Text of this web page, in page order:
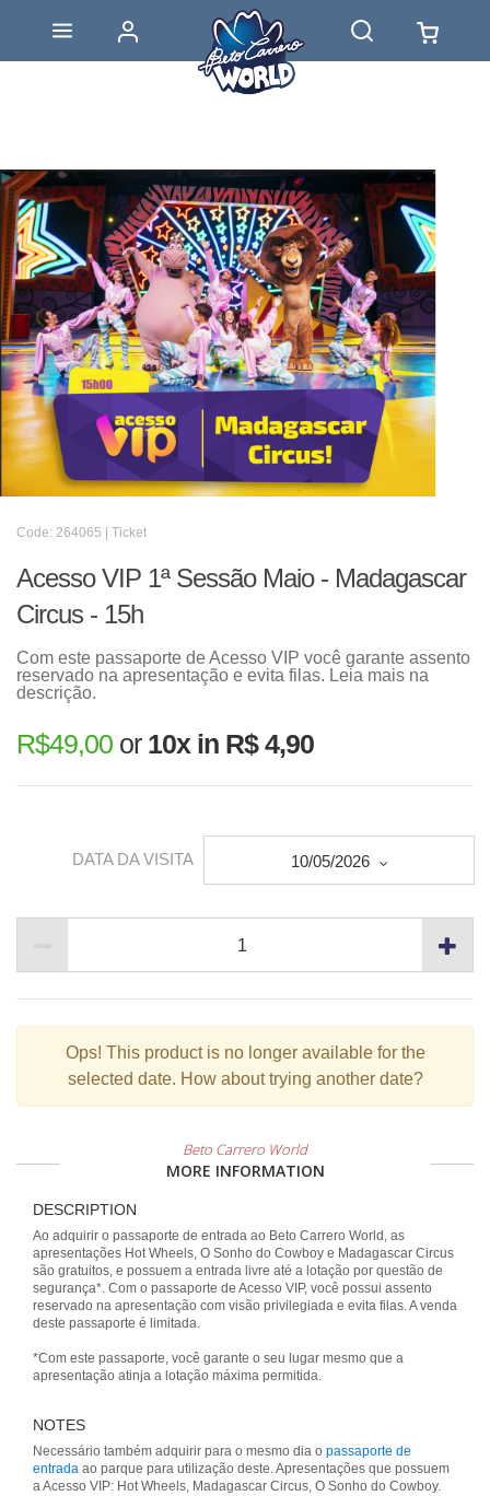
Code: 264065 | Ticket
Acesso VIP 1ª Sessão Maio - Madagascar
Circus - 15h
Com este passaporte de Acesso VIP você garante assento
reservado na apresentação e evita filas. Leia mais na
descrição.
R$49,00 or 10x in R$ 4,90
DATA DA VISITA 10/05/2026
Ops! This product is no longer available for the
selected date. How about trying another date?
Beto Carrero World
MORE INFORMATION
DESCRIPTION
Ao adquirir o passaporte de entrada ao Beto Carrero World, as
apresentações Hot Wheels, O Sonho do Cowboy e Madagascar Circus
são gratuitos, e possuem a entrada livre até a lotação por questão de
segurança*. Com o passaporte de Acesso VIP, você possui assento
reservado na apresentação com visão privilegiada e evita filas. A venda
deste passaporte é limitada.
*Com este passaporte, você garante o seu lugar mesmo que a
apresentação atinja a lotação máxima permitida.
NOTES
Necessário também adquirir para o mesmo dia o passaporte de
entrada ao parque para utilização deste. Apresentações que possuem
a Acesso VIP: Hot Wheels, Madagascar Circus, O Sonho do Cowboy.